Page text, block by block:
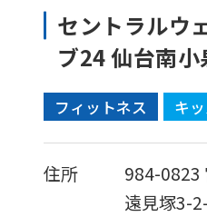
セントラルウ
ブ24 仙台南小
フィットネス キ
住所 984-0823
遠見塚3-